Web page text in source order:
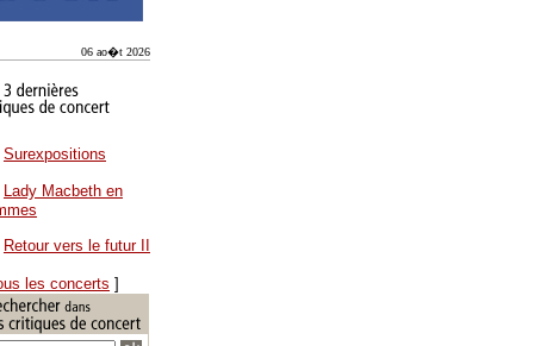
06 ao�t 2026
Surexpositions
Lady Macbeth en
Retour vers le futur II
les concerts ]